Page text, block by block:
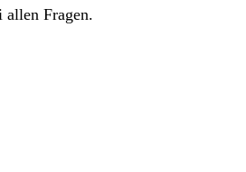
allen Fragen.